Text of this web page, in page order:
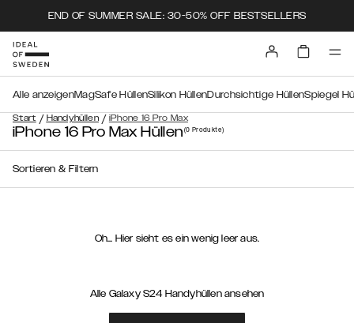
END OF SUMMER SALE: 30-50% OFF BESTSELLERS
Start / Handyhüllen / iPhone 16 Pro Max
Alle anzeigenMagSafe HüllenSilikon HüllenDurchsichtige HüllenSpiegel
iPhone 16 Pro Max Hüllen(0 Produkte)
Sortieren & Filtern
Oh… Hier sieht es ein wenig leer aus.
Alle Galaxy S24 Handyhüllen ansehen